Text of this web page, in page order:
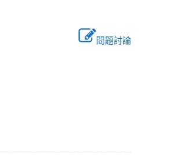
問題討論